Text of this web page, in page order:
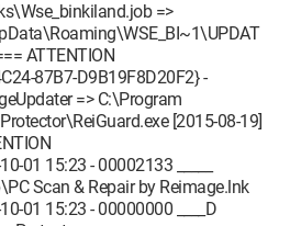
=>
ATTENTION
87B7-D9B19F8D20F2} -
=> C:\Program
[2015-08-19]
01 15:23 - 00002133 _____
Scan & Repair by Reimage.lnk
01 15:23 - 00000000 ____D